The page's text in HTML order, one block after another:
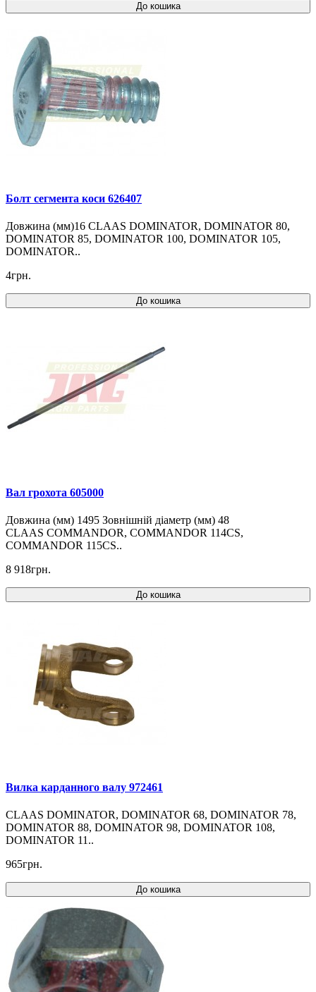
До кошика
Болт сегмента коси 626407
Довжина (мм)16 CLAAS DOMINATOR, DOMINATOR 80,
DOMINATOR 85, DOMINATOR 100, DOMINATOR 105,
DOMINATOR..
4грн.
До кошика
Вал грохота 605000
Довжина (мм) 1495 Зовнішній діаметр (мм) 48
CLAAS COMMANDOR, COMMANDOR 114CS,
COMMANDOR 115CS..
8 918грн.
До кошика
Вилка карданного валу 972461
CLAAS DOMINATOR, DOMINATOR 68, DOMINATOR 78,
DOMINATOR 88, DOMINATOR 98, DOMINATOR 108,
DOMINATOR 11..
965грн.
До кошика